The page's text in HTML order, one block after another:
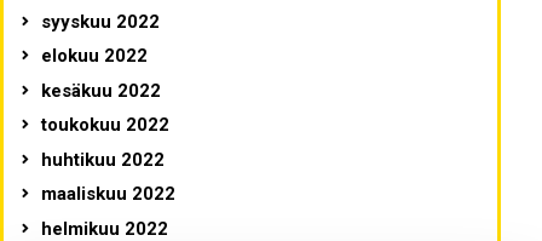
syyskuu 2022
elokuu 2022
kesäkuu 2022
toukokuu 2022
huhtikuu 2022
maaliskuu 2022
helmikuu 2022